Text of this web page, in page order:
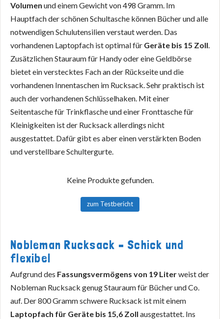
Volumen und einem Gewicht von 498 Gramm. Im
Hauptfach der schönen Schultasche können Bücher und alle
notwendigen Schulutensilien verstaut werden. Das
vorhandenen Laptopfach ist optimal für Geräte bis 15 Zoll
Zusätzlichen Stauraum für Handy oder eine Geldbörse
bietet ein verstecktes Fach an der Rückseite und die
vorhandenen Innentaschen im Rucksack. Sehr praktisch ist
auch der vorhandenen Schlüsselhaken. Mit einer
Seitentasche für Trinkflasche und einer Fronttasche für
Kleinigkeiten ist der Rucksack allerdings nicht
ausgestattet. Dafür gibt es aber einen verstärkten Boden
und verstellbare Schultergurte.
Keine Produkte gefunden.
zum Testbericht
Nobleman Rucksack – Schick und
flexibel
Aufgrund des Fassungsvermögens von 19 Literweist der
Nobleman Rucksack genug Stauraum für Bücher und Co.
auf. Der 800 Gramm schwere Rucksack ist mit einem
Laptopfach für Geräte bis 15,6 Zoll ausgestattet. Ins